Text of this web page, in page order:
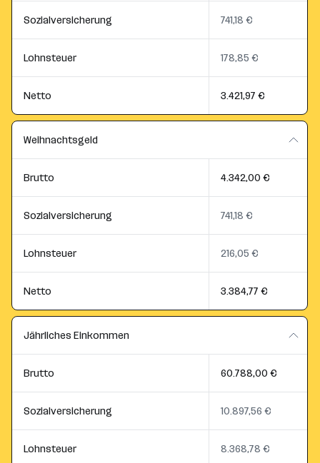
Sozialversicherung 741,18 €
Lohnsteuer 178,85 €
Netto 3.421,97 €
Weihnachtsgeld
Brutto 4.342,00 €
Sozialversicherung 741,18 €
Lohnsteuer 216,05 €
Netto 3.384,77 €
Jährliches Einkommen
Brutto 60.788,00 €
Sozialversicherung 10.897,56 €
Lohnsteuer 8.368,78 €